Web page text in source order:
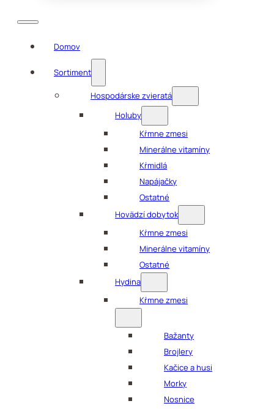
Domov
Sortiment
Hospodárske zvieratá
Holuby
Kŕmne zmesi
Minerálne vitamíny
Kŕmidlá
Napájačky
Ostatné
Hovädzí dobytok
Kŕmne zmesi
Minerálne vitamíny
Ostatné
Hydina
Kŕmne zmesi
Bažanty
Brojlery
Kačice a husi
Morky
Nosnice